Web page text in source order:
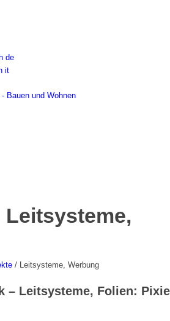
de
it
/ Leitsysteme, Werbung
– Leitsysteme, Folien: Pixie